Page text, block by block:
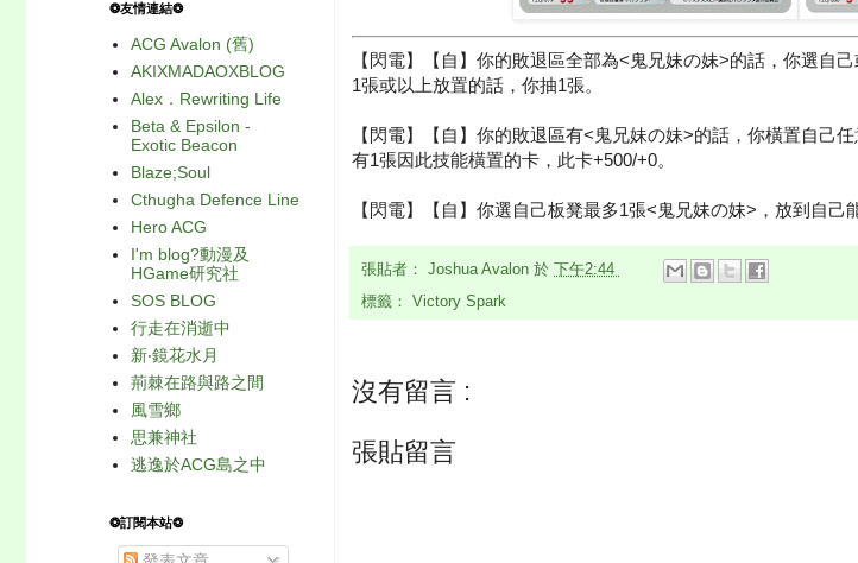
【閃電】【自】你的敗退區全部為<鬼兄妹の妹>的話，你選自
1張或以上放置的話，你抽1張。
【閃電】【自】你的敗退區有<鬼兄妹の妹>的話，你橫置自己
有1張因此技能橫置的卡，此卡+500/+0。
【閃電】【自】你選自己板凳最多1張<鬼兄妹の妹>，放到自己
張貼者： Joshua Avalon 於
下午2:44
標籤： Victory Spark
沒有留言 :
張貼留言
❂友情連結❂
ACG Avalon (舊)
AKIXMADAOXBLOG
Alex．Rewriting Life
Beta & Epsilon -
Exotic Beacon
Blaze;Soul
Cthugha Defence Line
Hero ACG
I'm blog?動漫及
HGame研究社
SOS BLOG
行走在消逝中
新‧鏡花水月
荊棘在路與路之間
風雪鄉
思兼神社
逃逸於ACG島之中
❂訂閱本站❂